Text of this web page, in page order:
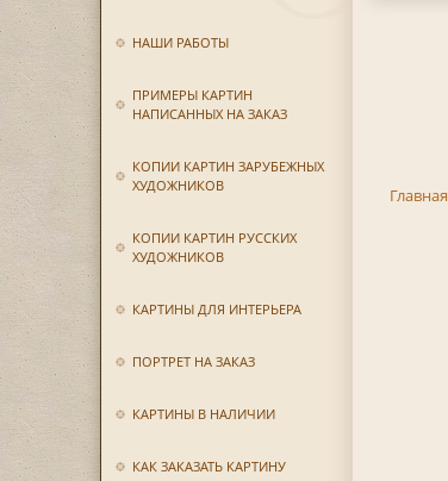
НАШИ РАБОТЫ
ПРИМЕРЫ КАРТИН
НАПИСАННЫХ НА ЗАКАЗ
КОПИИ КАРТИН ЗАРУБЕЖНЫХ
ХУДОЖНИКОВ
КОПИИ КАРТИН РУССКИХ
ХУДОЖНИКОВ
КАРТИНЫ ДЛЯ ИНТЕРЬЕРА
ПОРТРЕТ НА ЗАКАЗ
КАРТИНЫ В НАЛИЧИИ
КАК ЗАКАЗАТЬ КАРТИНУ
Главная